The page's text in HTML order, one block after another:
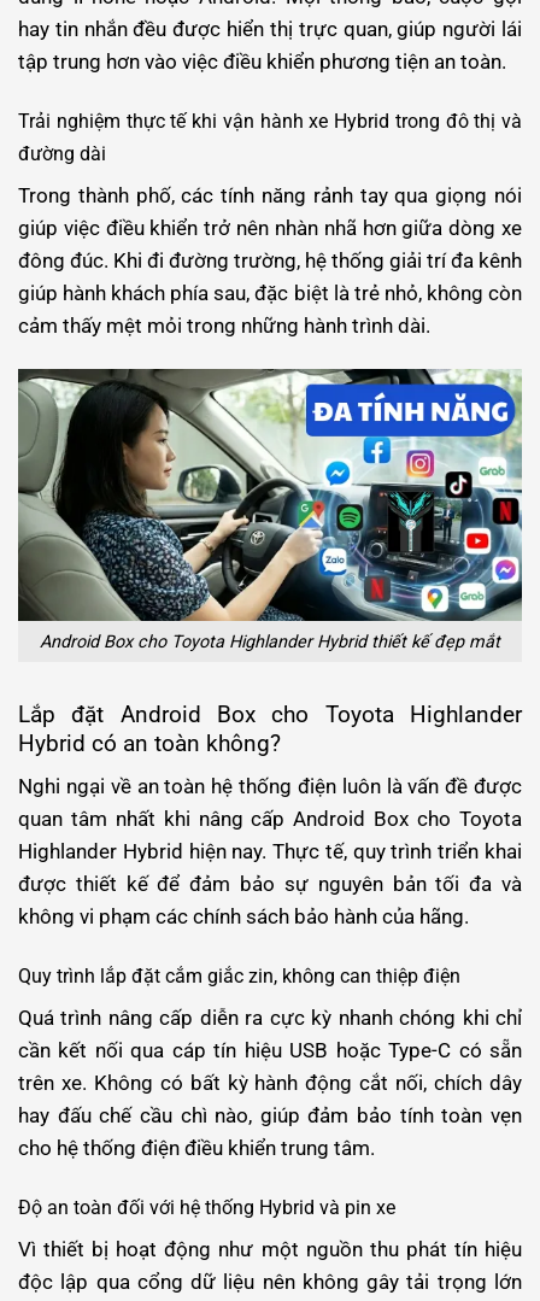
hay tin nhắn đều được hiển thị trực quan, giúp người lái
tập trung hơn vào việc điều khiển phương tiện an toàn.
Trải nghiệm thực tế khi vận hành xe Hybrid trong đô thị và
đường dài
Trong thành phố, các tính năng rảnh tay qua giọng nói
giúp việc điều khiển trở nên nhàn nhã hơn giữa dòng xe
đông đúc. Khi đi đường trường, hệ thống giải trí đa kênh
giúp hành khách phía sau, đặc biệt là trẻ nhỏ, không còn
cảm thấy mệt mỏi trong những hành trình dài.
Android Box cho Toyota Highlander Hybrid thiết kế đẹp mắt
Lắp đặt Android Box cho Toyota Highlander
Hybrid có an toàn không?
Nghi ngại về an toàn hệ thống điện luôn là vấn đề được
quan tâm nhất khi nâng cấp Android Box cho Toyota
Highlander Hybrid hiện nay. Thực tế, quy trình triển khai
được thiết kế để đảm bảo sự nguyên bản tối đa và
không vi phạm các chính sách bảo hành của hãng.
Quy trình lắp đặt cắm giắc zin, không can thiệp điện
Quá trình nâng cấp diễn ra cực kỳ nhanh chóng khi chỉ
cần kết nối qua cáp tín hiệu USB hoặc Type-C có sẵn
trên xe. Không có bất kỳ hành động cắt nối, chích dây
hay đấu chế cầu chì nào, giúp đảm bảo tính toàn vẹn
cho hệ thống điện điều khiển trung tâm.
Độ an toàn đối với hệ thống Hybrid và pin xe
Vì thiết bị hoạt động như một nguồn thu phát tín hiệu
độc lập qua cổng dữ liệu nên không gây tải trọng lớn